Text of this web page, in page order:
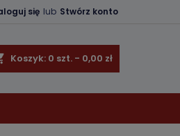
się lub Stwórz konto
Koszyk: 0 szt. - 0,00 zł